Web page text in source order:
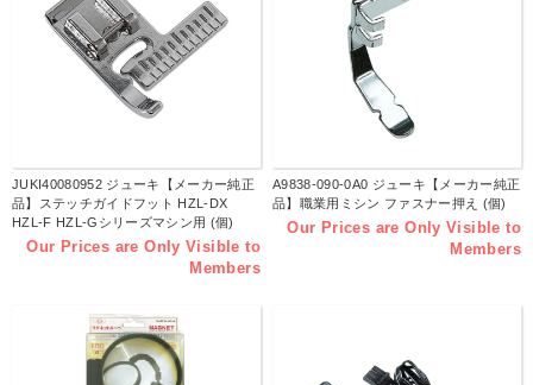
JUKI40080952 ジューキ【メーカー純正
品】ステッチガイドフット HZL-DX
HZL-F HZL-Gシリーズマシン用 (個)
Our Prices are Only Visible to
Members
A9838-090-0A0 ジューキ【メーカー純正
品】職業用ミシン ファスナー押え (個)
Our Prices are Only Visible to
Members